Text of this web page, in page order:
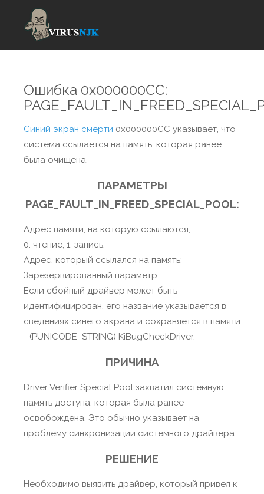
Ошибка 0x000000CC:
Синий экран смерти 0x000000CC указывает, что
система ссылается на память, которая ранее
была очищена.
ПАРАМЕТРЫ
PAGE_FAULT_IN_FREED_SPECIAL_POOL:
Адрес памяти, на которую ссылаются;
0: чтение, 1: запись;
Адрес, который ссылался на память;
Зарезервированный параметр.
Если сбойный драйвер может быть
идентифицирован, его название указывается в
сведениях синего экрана и сохраняется в памяти
- (PUNICODE_STRING) KiBugCheckDriver.
ПРИЧИНА
Driver Verifier Special Pool захватил системную
память доступа, которая была ранее
освобождена. Это обычно указывает на
проблему синхронизации системного драйвера.
РЕШЕНИЕ
Необходимо выявить драйвер, который привел к